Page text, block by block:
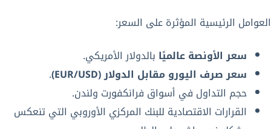
العوامل الرئيسية المؤثرة على السعر:
سعر الأونصة عالميًا بالدولار الأمريكي.
سعر صرف اليورو مقابل الدولار (EUR/USD)
.
حجم التداول في أسواق فرانكفورت ولندن.
القرارات الاقتصادية للبنك المركزي الأوروبي التي تنعكس